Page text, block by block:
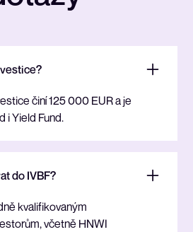
činí 125 000 EUR a je
i Yield Fund.
do IVBF?
kvalifikovaným
včetně HNWI